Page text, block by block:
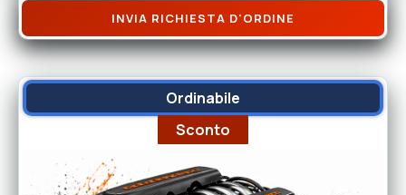
INVIA RICHIESTA D'ORDINE
Ordinabile
Sconto